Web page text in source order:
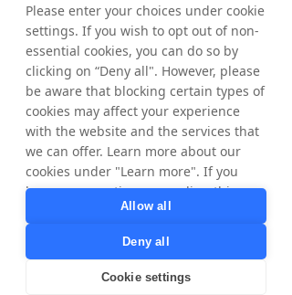
Please enter your choices under cookie
settings. If you wish to opt out of non-
essential cookies, you can do so by
clicking on “Deny all". However, please
be aware that blocking certain types of
cookies may affect your experience
with the website and the services that
we can offer. Learn more about our
cookies under "Learn more". If you
have any questions regarding this,
privacy@tradedoubler.com
dpo@tradedoubler.com
read more about our data processing
Allow all
Deny all
Cookie settings